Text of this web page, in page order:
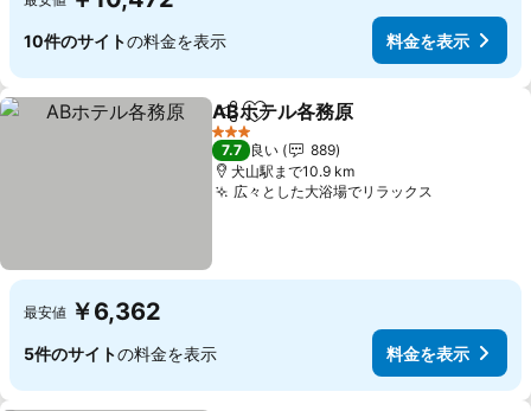
10件のサイトの料金を表示 料金を表示
シェアお気に入りに追加
ABホテル各務原
3 ホテルのランク
7.7 良い
889
犬山駅まで10.9 km
広々とした大浴場でリラックス
最安値 ￥6,362
5件のサイトの料金を表示 料金を表示